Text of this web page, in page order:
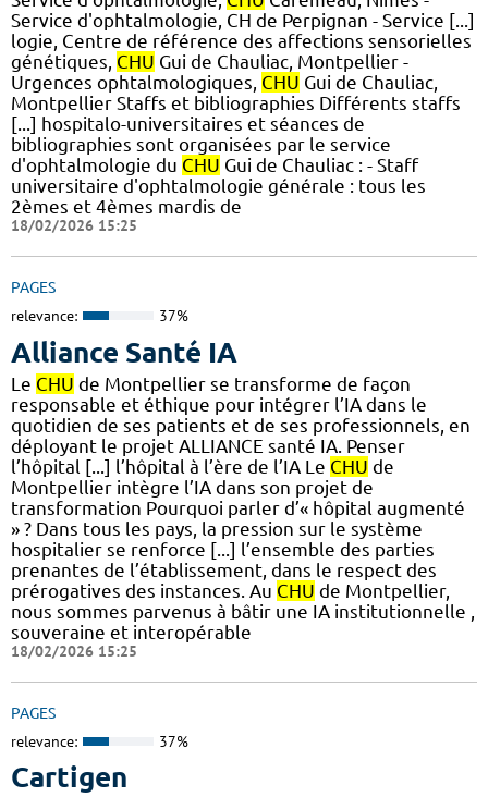
Service d'ophtalmologie, CH de Perpignan - Service [...]
logie, Centre de référence des affections sensorielles
génétiques, CHU Gui de Chauliac, Montpellier -
Urgences ophtalmologiques, CHU Gui de Chauliac,
Montpellier Staffs et bibliographies Différents staffs
[...] hospitalo-universitaires et séances de
bibliographies sont organisées par le service
d'ophtalmologie du CHU Gui de Chauliac : - Staff
universitaire d'ophtalmologie générale : tous les
2èmes et 4èmes mardis de
18/02/2026 15:25
PAGES
relevance: 37%
Alliance Santé IA
Le CHU de Montpellier se transforme de façon
responsable et éthique pour intégrer l’IA dans le
quotidien de ses patients et de ses professionnels, en
déployant le projet ALLIANCE santé IA. Penser
l’hôpital [...] l’hôpital à l’ère de l’IA Le CHU de
Montpellier intègre l’IA dans son projet de
transformation Pourquoi parler d’« hôpital augmenté
» ? Dans tous les pays, la pression sur le système
hospitalier se renforce [...] l’ensemble des parties
prenantes de l’établissement, dans le respect des
prérogatives des instances. Au CHU de Montpellier,
nous sommes parvenus à bâtir une IA institutionnelle ,
souveraine et interopérable
18/02/2026 15:25
PAGES
relevance: 37%
Cartigen